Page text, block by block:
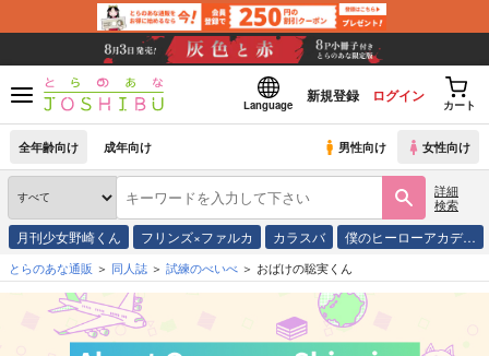
Language
新規登録 ログイン
カート
全年齢向け 成年向け 男性向け 女性向け
詳細
検索
月刊少女野崎くん フリンズ×ファルカ カラスバ 僕のヒーローアカデ…
とらのあな通販 同人誌 試練のべいべ おばけの聡実くん